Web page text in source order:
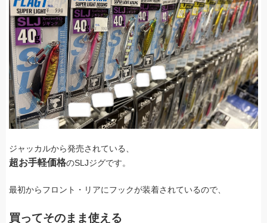
ジャッカルから発売されている、
超お手軽価格のSLJジグです。
最初からフロント・リアにフックが装着されているので、
買ってそのまま使える